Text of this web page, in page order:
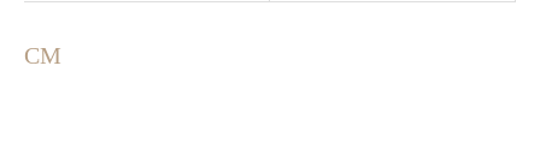
館B1Fに2021年3月23日
CM